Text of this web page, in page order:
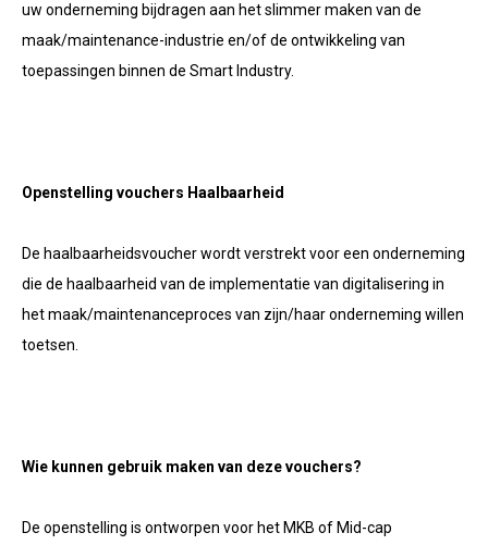
uw onderneming bijdragen aan het slimmer maken van de
maak/maintenance-industrie en/of de ontwikkeling van
toepassingen binnen de Smart Industry.
Openstelling vouchers Haalbaarheid
De haalbaarheidsvoucher wordt verstrekt voor een onderneming
die de haalbaarheid van de implementatie van digitalisering in
het maak/maintenanceproces van zijn/haar onderneming willen
toetsen.
Wie kunnen gebruik maken van deze vouchers?
De openstelling is ontworpen voor het MKB of Mid-cap